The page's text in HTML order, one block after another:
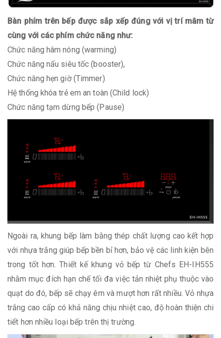
Bàn phím trên bếp được sắp xếp đúng với vị trí mâm từ
cùng với các phím chức năng như:
Chức năng hâm nóng (warming)
Chức năng nấu siêu tốc (booster),
Chức năng hẹn giờ (Timmer)
Hệ thống khóa trẻ em an toàn (Child lock)
Chức năng tạm dừng bếp (Pause)
Ngoài ra, khung bếp làm bằng thép chất lượng cao kết hợp
với nhựa trắng giúp bếp bền bỉ hơn, bảo vệ các linh kiện bên
trong tốt hơn. Thiết kế khung vỏ bếp từ Chefs EH-IH555
nhằm mục đích hạn chế tối đa việc tản nhiệt phụ thuộc vào
quạt do đó, bếp sẽ chạy êm và mượt hơn rất nhiều. Vỏ nhựa
trắng cao cấp có khả năng chịu nhiệt cao, độ hoàn thiện chi
tiết hơn nhiều loại bếp trên thị trường.